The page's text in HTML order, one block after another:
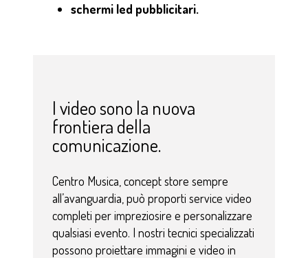
schermi led pubblicitari.
I video sono la nuova
frontiera della
comunicazione.
Centro Musica, concept store sempre
all’avanguardia, può proporti service video
completi per impreziosire e personalizzare
qualsiasi evento. I nostri tecnici specializzati
possono proiettare immagini e video in